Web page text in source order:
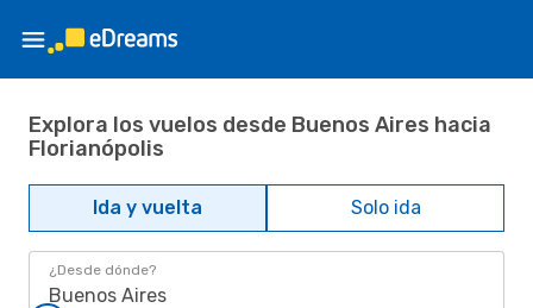
Explora los vuelos desde Buenos Aires hacia
Florianópolis
Ida y vuelta Solo ida
¿Desde dónde?
Buenos Aires